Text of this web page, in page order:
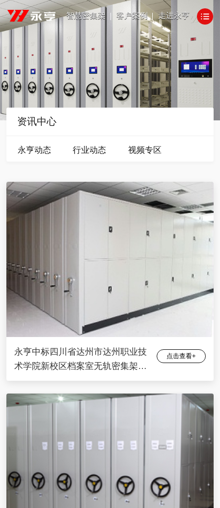
智慧密集架 客户案例 走进永亨
资讯中心
永亨动态 行业动态 视频专区
永亨中标四川省达州市达州职业技
术学院新校区档案室无轨密集架项
目
点击查看+